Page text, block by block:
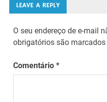
LEAVE A REPLY
O seu endereço de e-mail
obrigatórios são
Comentário*